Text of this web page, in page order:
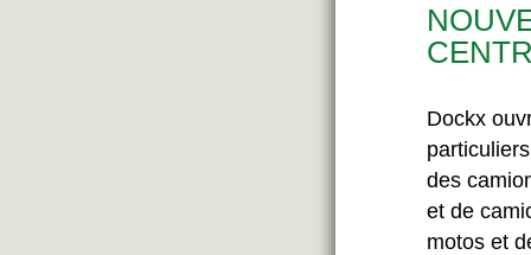
Dockx
des
et de
motos et